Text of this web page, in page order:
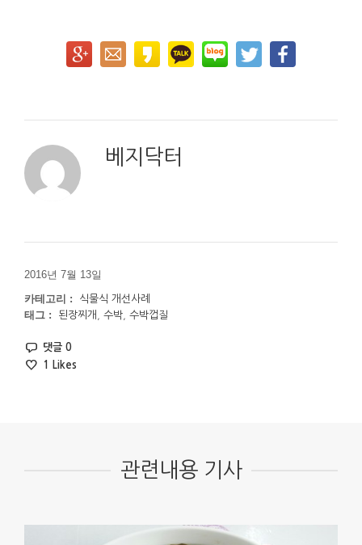
베지닥터
2016년 7월 13일
카테고리 :
식물식 개선사례
태그 : 된장찌개 수박 수박껍질
댓글 0
1
Likes
관련내용 기사